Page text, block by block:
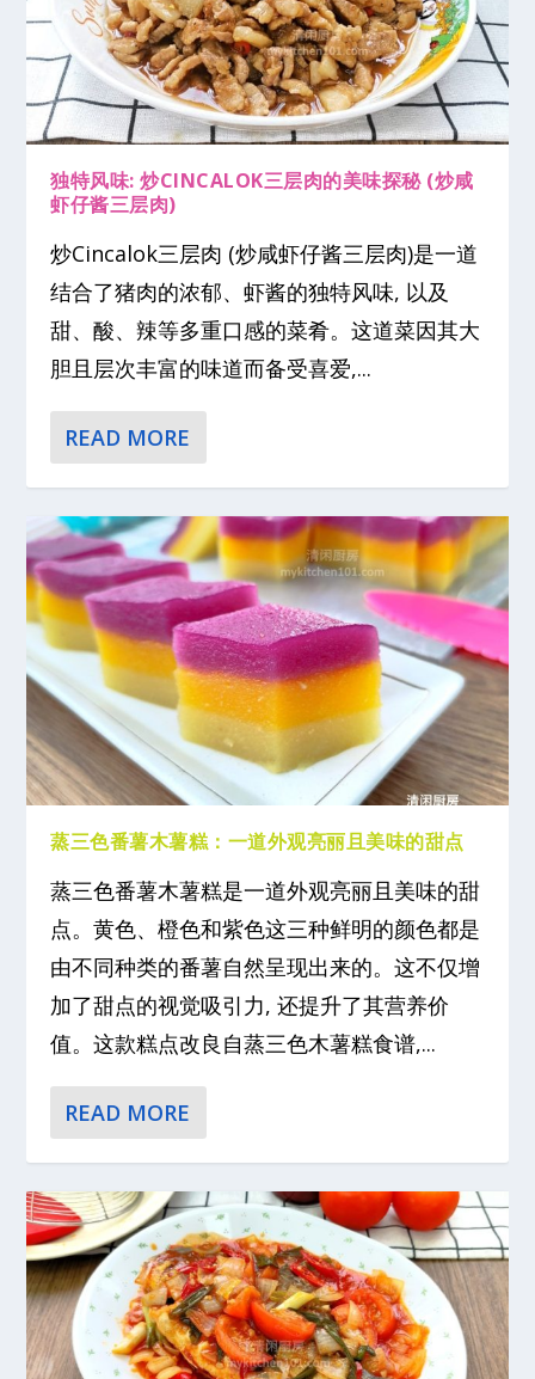
独特风味: 炒CINCALOK三层肉的美味探秘 (炒咸
虾仔酱三层肉)
炒Cincalok三层肉 (炒咸虾仔酱三层肉)是一道
结合了猪肉的浓郁、虾酱的独特风味, 以及
甜、酸、辣等多重口感的菜肴。这道菜因其大
胆且层次丰富的味道而备受喜爱,...
READ MORE
蒸三色番薯木薯糕：一道外观亮丽且美味的甜点
蒸三色番薯木薯糕是一道外观亮丽且美味的甜
点。黄色、橙色和紫色这三种鲜明的颜色都是
由不同种类的番薯自然呈现出来的。这不仅增
加了甜点的视觉吸引力, 还提升了其营养价
值。这款糕点改良自蒸三色木薯糕食谱,...
READ MORE